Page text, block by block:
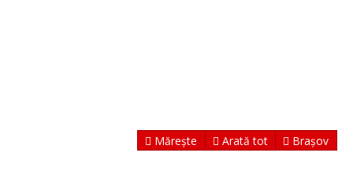
Mărește Arată tot Brașov